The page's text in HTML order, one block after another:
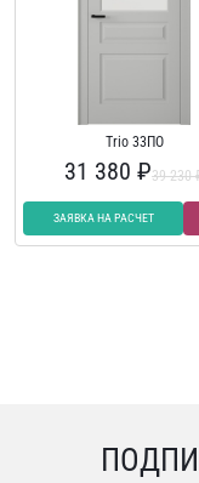
Trio 33ПО
31 380 ₽39 230
ЗАЯВКА НА РАСЧЕТ